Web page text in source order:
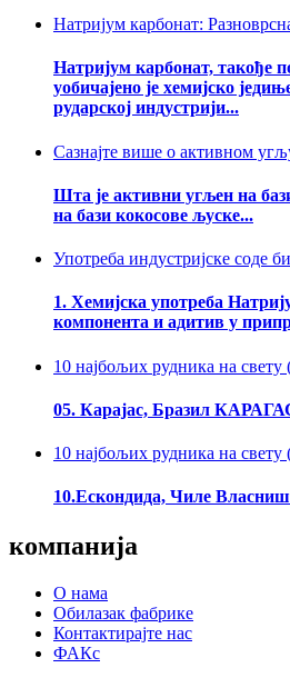
Натријум карбонат:
Натријум карбонат, такође
уобичајено је хемијско
рударској индустрији...
Сазнајте више о активном
Шта је активни угљен на
на бази кокосове љуске...
Употреба индустријске соде
1. Хемијска употреба
компонента и адитив у
10 најбољих рудника на свету
05. Карајас, Бразил
10 најбољих рудника на свету
10.Ескондида, Чиле
компанија
О нама
Обилазак фабрике
Контактирајте нас
ФАКс